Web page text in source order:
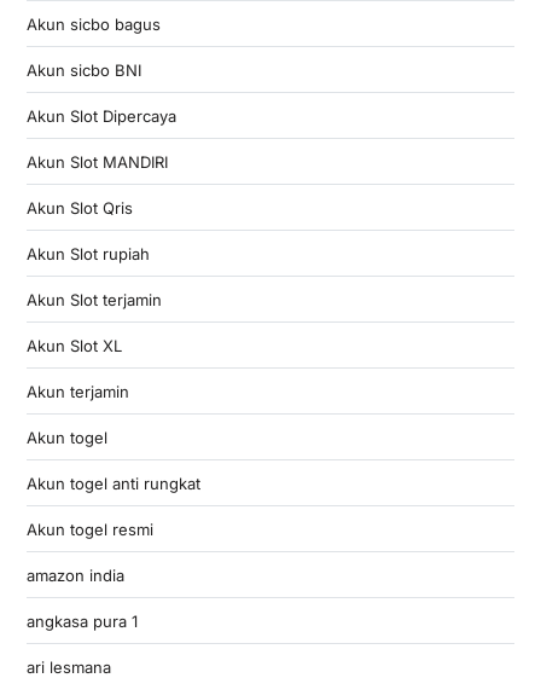
Akun sicbo bagus
Akun sicbo BNI
Akun Slot Dipercaya
Akun Slot MANDIRI
Akun Slot Qris
Akun Slot rupiah
Akun Slot terjamin
Akun Slot XL
Akun terjamin
Akun togel
Akun togel anti rungkat
Akun togel resmi
amazon india
angkasa pura 1
ari lesmana